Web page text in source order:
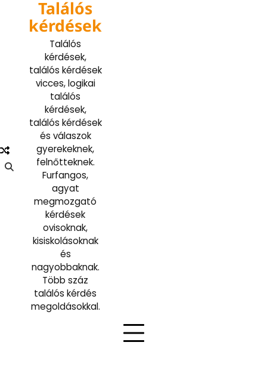
content
Találós
kérdések
Találós
kérdések,
találós kérdések
vicces, logikai
találós
kérdések,
találós kérdések
és válaszok
gyerekeknek,
felnőtteknek.
Furfangos,
agyat
megmozgató
kérdések
ovisoknak,
kisiskolásoknak
és
nagyobbaknak.
Több száz
találós kérdés
megoldásokkal.